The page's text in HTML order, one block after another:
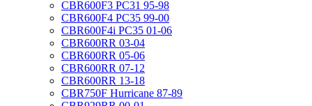
CBR600F3 PC31 95-98
CBR600F4 PC35 99-00
CBR600F4i PC35 01-06
CBR600RR 03-04
CBR600RR 05-06
CBR600RR 07-12
CBR600RR 13-18
CBR750F Hurricane 87-89